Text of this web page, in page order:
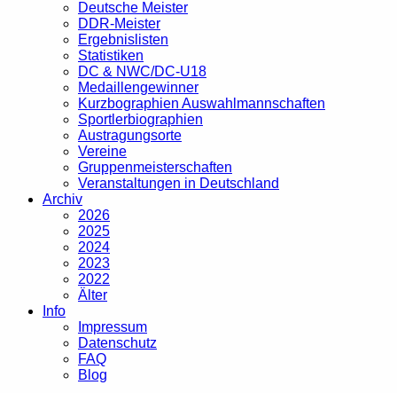
Deutsche Meister
DDR-Meister
Ergebnislisten
Statistiken
DC & NWC/DC-U18
Medaillengewinner
Kurzbographien Auswahlmannschaften
Sportlerbiographien
Austragungsorte
Vereine
Gruppenmeisterschaften
Veranstaltungen in Deutschland
Archiv
2026
2025
2024
2023
2022
Älter
Info
Impressum
Datenschutz
FAQ
Blog